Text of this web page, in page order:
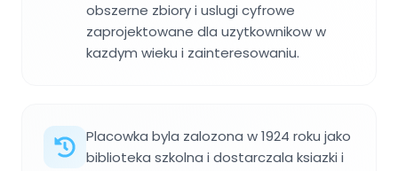
obszerne zbiory i uslugi cyfrowe
zaprojektowane dla uzytkownikow w
kazdym wieku i zainteresowaniu.
Placowka byla zalozona w 1924 roku jako
biblioteka szkolna i dostarczala ksiazki i